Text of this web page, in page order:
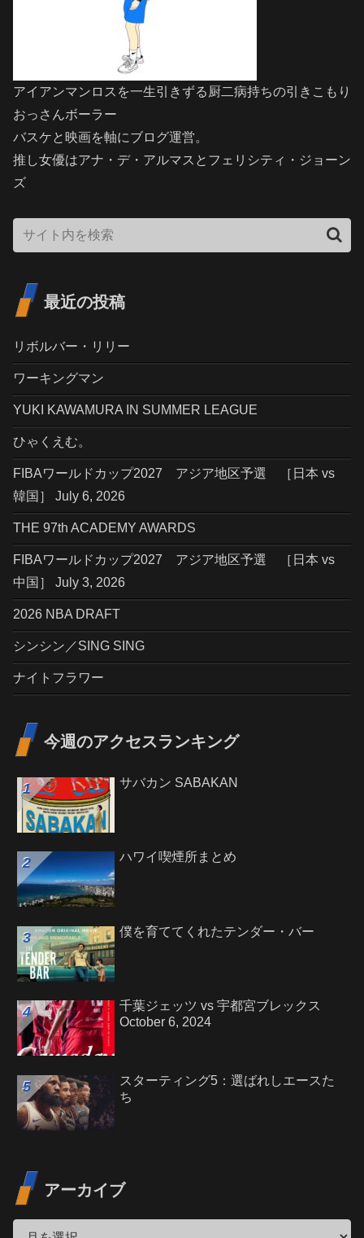
アイアンマンロスを一生引きずる厨二病持ちの引きこもり
おっさんボーラー
バスケと映画を軸にブログ運営。
推し女優はアナ・デ・アルマスとフェリシティ・ジョーン
ズ
最近の投稿
リボルバー・リリー
ワーキングマン
YUKI KAWAMURA IN SUMMER LEAGUE
ひゃくえむ。
FIBAワールドカップ2027 アジア地区予選 ［日本 vs
韓国］ July 6, 2026
THE 97th ACADEMY AWARDS
FIBAワールドカップ2027 アジア地区予選 ［日本 vs
中国］ July 3, 2026
2026 NBA DRAFT
シンシン／SING SING
ナイトフラワー
今週のアクセスランキング
サバカン SABAKAN
ハワイ喫煙所まとめ
僕を育ててくれたテンダー・バー
千葉ジェッツ vs 宇都宮ブレックス
October 6, 2024
スターティング5：選ばれしエースた
ち
アーカイブ